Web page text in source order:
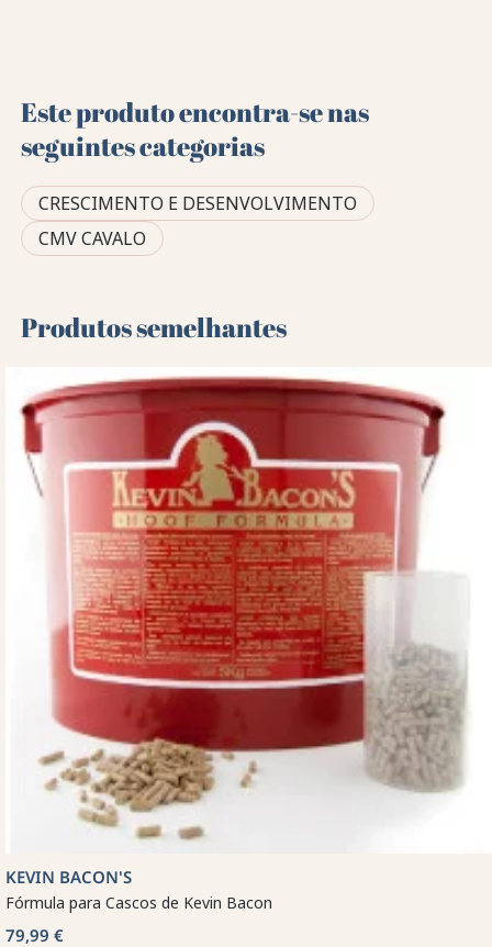
Este produto encontra-se nas
seguintes categorias
CRESCIMENTO E DESENVOLVIMENTO
CMV CAVALO
Produtos semelhantes
KEVIN BACON'S
Fórmula para Cascos de Kevin Bacon
79,99 €